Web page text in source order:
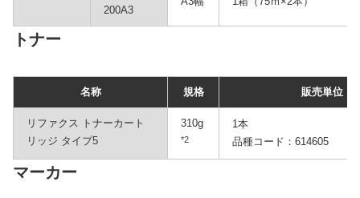
200A3
トナー
名称 規格 販売単位
リファクス トナーカート
リッジ タイプ5
310g
*2
1本
品種コード：614605
マーカー